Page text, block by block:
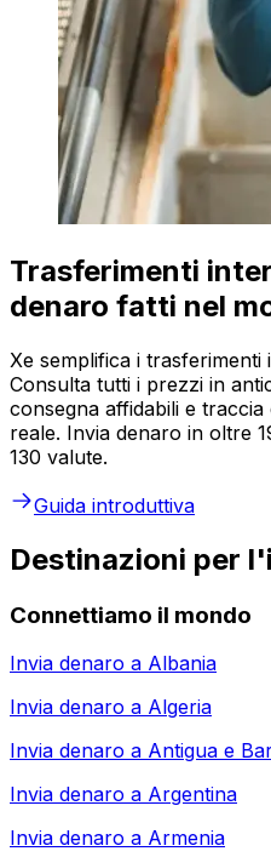
Trasferimenti
denaro fatti nel
Xe semplifica i trasferimenti
Consulta tutti i prezzi in
consegna affidabili e
reale. Invia denaro in oltre
130 valute.
Guida introduttiva
Destinazioni per
Connettiamo il mondo
Invia denaro a Albania
Invia denaro a Algeria
Invia denaro a Antigua e
Invia denaro a Argentina
Invia denaro a Armenia